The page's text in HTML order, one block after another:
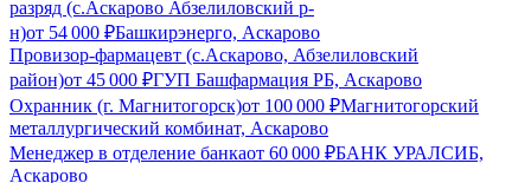
разряд (с.Аскарово Абзелиловский р-
н)от 54 000 ₽Башкирэнерго, Аскарово
Провизор-фармацевт (с.Аскарово, Абзелиловский
район)от 45 000 ₽ГУП Башфармация РБ, Аскарово
Охранник (г. Магнитогорск)от 100 000 ₽Магнитогорский
металлургический комбинат, Аскарово
Менеджер в отделение банкаот 60 000 ₽БАНК УРАЛСИБ,
Аскарово